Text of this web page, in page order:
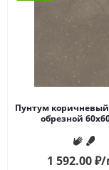
Пунтум
обрезной
1 592.00₽/